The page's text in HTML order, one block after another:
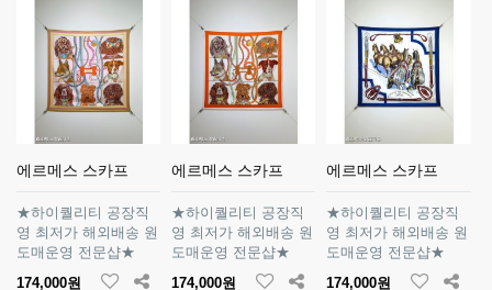
에르메스 스카프
★하이퀄리티 공장직
영 최저가 해외배송 원
도매운영 전문샵★
174,000원
에르메스 스카프
★하이퀄리티 공장직
영 최저가 해외배송 원
도매운영 전문샵★
174,000원
에르메스 스카프
★하이퀄리티 공장직
영 최저가 해외배송 원
도매운영 전문샵★
174,000원